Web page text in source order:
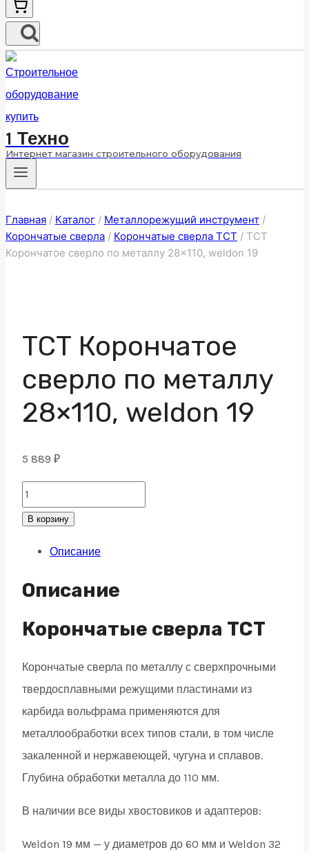
1 Техно
Интернет магазин строительного оборудования
Главная / Каталог / Металлорежущий инструмент /
Корончатые сверла / Корончатые сверла ТСТ / ТСТ
Корончатое сверло по металлу 28×110, weldon 19
ТСТ Корончатое
сверло по металлу
28×110, weldon 19
5 889 ₽
ТСТ
Корончатое
weldon
quantity
В корзину
Описание
Описание
Корончатые сверла TCT
Корончатые сверла по металлу с сверхпрочными
твердосплавными режущими пластинами из
карбида вольфрама применяются для
металлообработки всех типов стали, в том числе
закаленной и нержавеющей, чугуна и сплавов.
Глубина обработки металла до 110 мм.
В наличии все виды хвостовиков и адаптеров:
Weldon 19 мм — у диаметров до 60 мм и Weldon 32